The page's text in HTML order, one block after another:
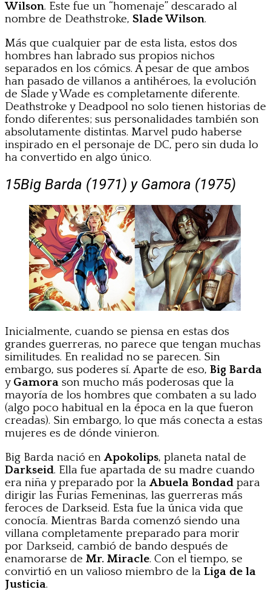
Wilson. Este fue un “homenaje” descarado al
nombre de Deathstroke, Slade Wilson.
Más que cualquier par de esta lista, estos dos
hombres han labrado sus propios nichos
separados en los cómics. A pesar de que ambos
han pasado de villanos a antihéroes, la evolución
de Slade y Wade es completamente diferente.
Deathstroke y Deadpool no solo tienen historias de
fondo diferentes; sus personalidades también son
absolutamente distintas. Marvel pudo haberse
inspirado en el personaje de DC, pero sin duda lo
ha convertido en algo único.
15Big Barda (1971) y Gamora (1975)
Inicialmente, cuando se piensa en estas dos
grandes guerreras, no parece que tengan muchas
similitudes. En realidad no se parecen. Sin
embargo, sus poderes sí. Aparte de eso, Big Barda
y Gamora son mucho más poderosas que la
mayoría de los hombres que combaten a su lado
(algo poco habitual en la época en la que fueron
creadas). Sin embargo, lo que más conecta a estas
mujeres es de dónde vinieron.
Big Barda nació en Apokolips, planeta natal de
Darkseid. Ella fue apartada de su madre cuando
era niña y preparado por la Abuela Bondad para
dirigir las Furias Femeninas, las guerreras más
feroces de Darkseid. Esta fue la única vida que
conocía. Mientras Barda comenzó siendo una
villana completamente preparado para morir
por Darkseid, cambió de bando después de
enamorarse de Mr. Miracle. Con el tiempo, se
convirtió en un valioso miembro de la Liga de la
Justicia.